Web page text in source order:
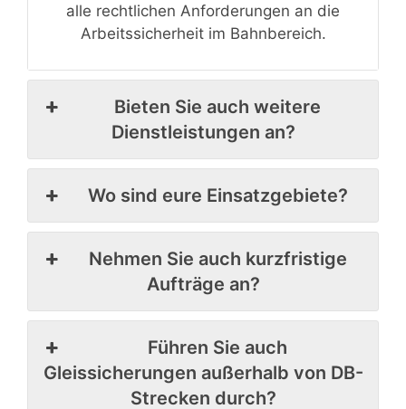
alle rechtlichen Anforderungen an die
Arbeitssicherheit im Bahnbereich.
Bieten Sie auch weitere
Dienstleistungen an?
Wo sind eure Einsatzgebiete?
Nehmen Sie auch kurzfristige
Aufträge an?
Führen Sie auch
Gleissicherungen außerhalb von DB-
Strecken durch?